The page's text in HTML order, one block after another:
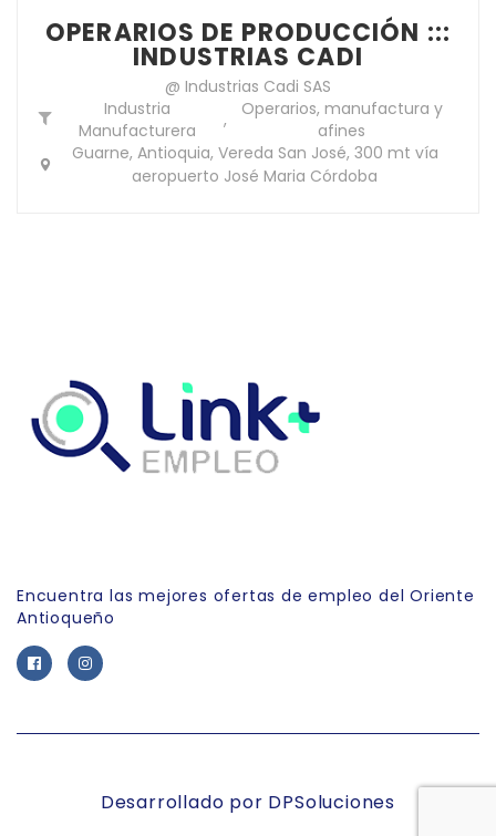
OPERARIOS DE PRODUCCIÓN :::
INDUSTRIAS CADI
@ Industrias Cadi SAS
Industria
Manufacturera
,
Operarios, manufactura y
afines
Guarne, Antioquia, Vereda San José, 300 mt vía
aeropuerto José Maria Córdoba
Encuentra las mejores ofertas de empleo del Oriente
Antioqueño
Desarrollado por DPSoluciones